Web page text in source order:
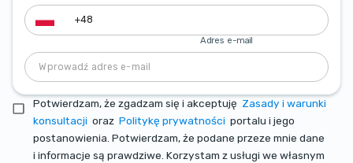
Adres e-mail
Potwierdzam, że zgadzam się i akceptuję Zasady i warunki
konsultacji oraz Politykę prywatności portalu i jego
postanowienia. Potwierdzam, że podane przeze mnie dane
i informacje są prawdziwe. Korzystam z usługi we własnym